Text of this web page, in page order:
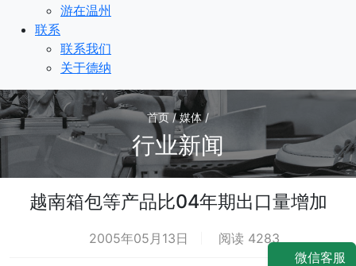
游在温州
联系
联系我们
关于德纳
首页 / 媒体 /
行业新闻
越南箱包等产品比04年期出口量增加
2005年05月13日 阅读 4283
微信客服